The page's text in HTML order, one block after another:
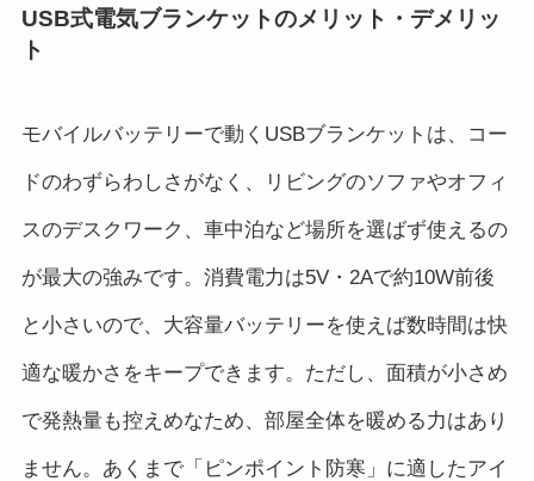
USB式電気ブランケットのメリット・デメリッ
ト
モバイルバッテリーで動くUSBブランケットは、コー
ドのわずらわしさがなく、リビングのソファやオフィ
スのデスクワーク、車中泊など場所を選ばず使えるの
が最大の強みです。消費電力は5V・2Aで約10W前後
と小さいので、大容量バッテリーを使えば数時間は快
適な暖かさをキープできます。ただし、面積が小さめ
で発熱量も控えめなため、部屋全体を暖める力はあり
ません。あくまで「ピンポイント防寒」に適したアイ